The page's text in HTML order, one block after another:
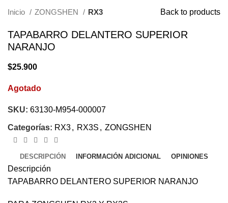
Inicio ZONGSHEN RX3 Back to products
TAPABARRO DELANTERO SUPERIOR
NARANJO
$25.900
Agotado
SKU: 63130-M954-000007
Categorías: RX3, RX3S , ZONGSHEN
DESCRIPCIÓN INFORMACIÓN ADICIONAL OPINIONES
Descripción
TAPABARRO DELANTERO SUPERIOR NARANJO